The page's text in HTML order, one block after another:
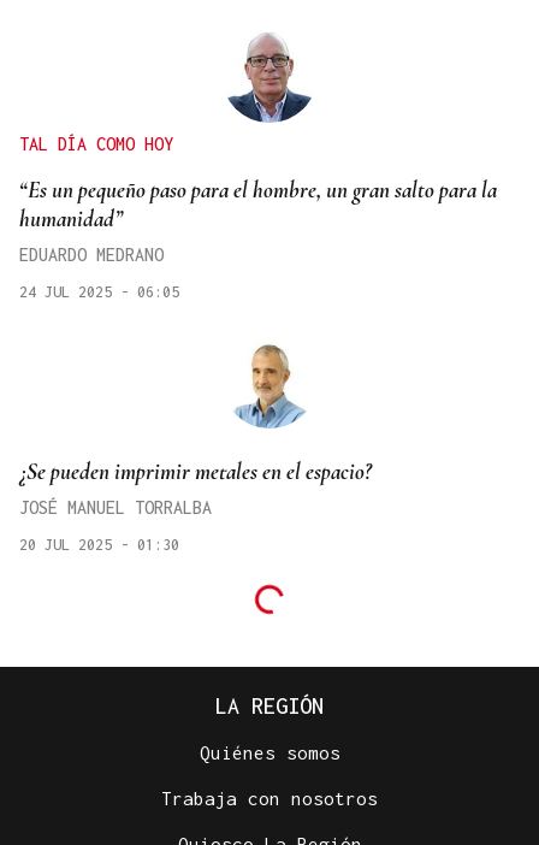
TAL DÍA COMO HOY
“Es un pequeño paso para el hombre, un gran salto para la
humanidad”
EDUARDO MEDRANO
24 JUL 2025 - 06:05
¿Se pueden imprimir metales en el espacio?
JOSÉ MANUEL TORRALBA
20 JUL 2025 - 01:30
LA REGIÓN
Quiénes somos
Trabaja con nosotros